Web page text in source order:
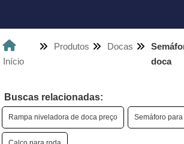
Início
Produtos Docas
doca
Buscas relacionadas:
Rampa niveladora de doca preço Semáforo